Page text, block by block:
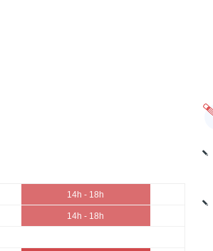
14h - 18h
14h - 18h